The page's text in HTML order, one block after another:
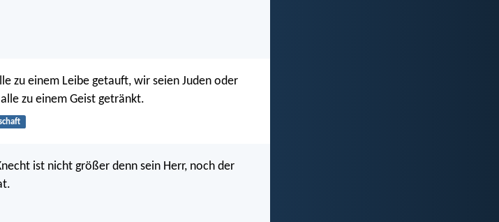
zu einem Leibe getauft, wir seien Juden oder
zu einem Geist getränkt.
ist nicht größer denn sein Herr, noch der